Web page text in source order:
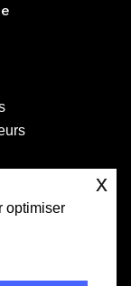
optimiser
x